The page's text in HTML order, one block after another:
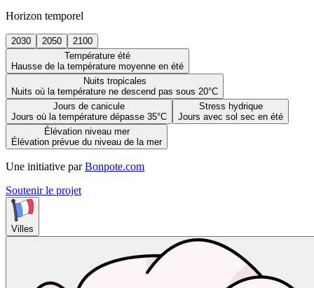
Horizon temporel
2030 2050
2100
Température été
Hausse de la température moyenne en été
Nuits tropicales
Nuits où la température ne descend pas sous 20°C
Jours de canicule
Jours où la température dépasse 35°C
Stress hydrique
Jours avec sol sec en été
Élévation niveau mer
Élévation prévue du niveau de la mer
Une initiative par Bonpote.com
Soutenir le projet
Villes